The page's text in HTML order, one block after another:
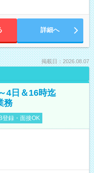
詳細へ
掲載日：2026.08.07
4日＆16時迄
務
登録・面接OK